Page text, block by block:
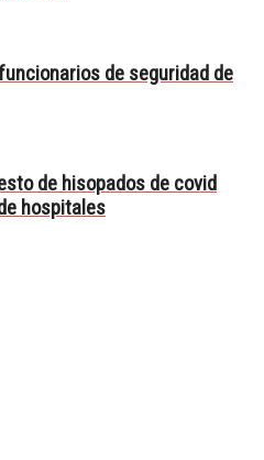
de seguridad de
de hisopados de covid
hospitales